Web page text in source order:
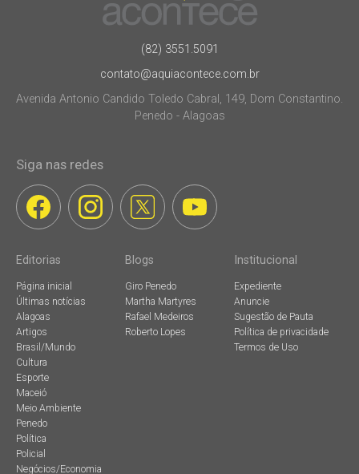
(82) 3551.5091
contato@aquiacontece.com.br
Avenida Antonio Candido Toledo Cabral, 149, Dom Constantino.
Penedo - Alagoas
Siga nas redes
Editorias
Página inicial
Últimas notícias
Alagoas
Artigos
Brasil/Mundo
Cultura
Esporte
Maceió
Meio Ambiente
Penedo
Política
Policial
Negócios/Economia
Blogs
Giro Penedo
Martha Martyres
Rafael Medeiros
Roberto Lopes
Institucional
Expediente
Anuncie
Sugestão de Pauta
Política de privacidade
Termos de Uso